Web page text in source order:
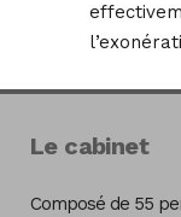
Le cabinet
Composé de 55